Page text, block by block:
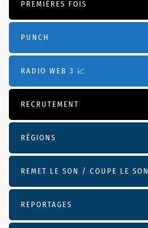
PREMIÈRES FOIS
PUNCH
RADIO WEB 3 📈
RECRUTEMENT
RÉGIONS
REMET LE SON / COUPE LE SON
REPORTAGES